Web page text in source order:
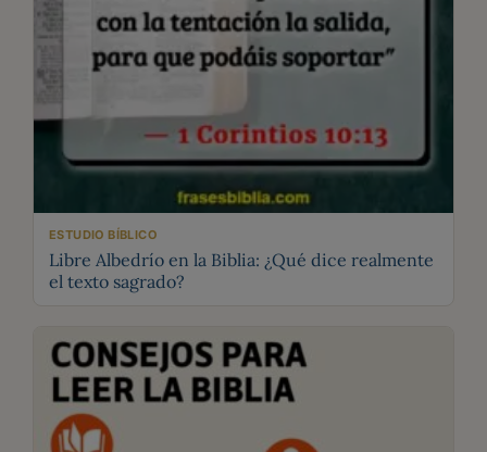
ESTUDIO BÍBLICO
Libre Albedrío en la Biblia: ¿Qué dice realmente
el texto sagrado?